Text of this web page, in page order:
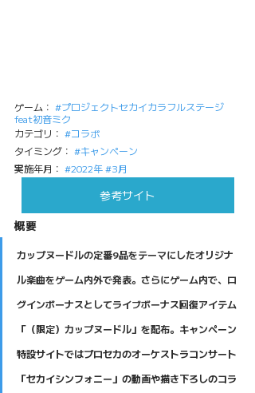
ゲーム： #プロジェクトセカイカラフルステージ
feat初音ミク
カテゴリ： #コラボ
タイミング： #キャンペーン
実施年月： #2022年#3月
参考サイト
概要
カップヌードルの定番9品をテーマにしたオリジナ
ル楽曲をゲーム内外で発表。さらにゲーム内で、ロ
グインボーナスとしてライブボーナス回復アイテム
「（限定）カップヌードル」を配布。 キャンペーン
特設サイトではプロセカのオーケストラコンサート
「セカイシンフォニー」の動画や描き下ろしのコラ